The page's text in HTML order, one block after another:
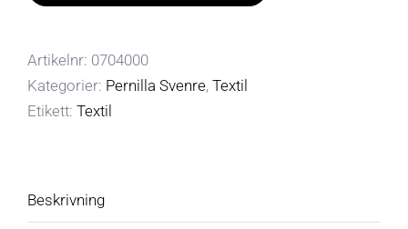
Pernilla
mängd
Artikelnr: 0704000
Kategorier: Pernilla Svenre, Textil
Etikett: Textil
Beskrivning